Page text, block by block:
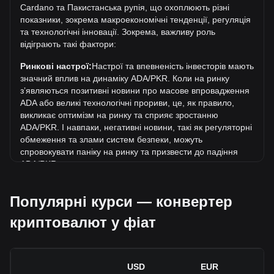
PKR поточний історичний максимум.
Яка динаміка цін у PKR?
За останні 7 днів обмінний курс Cardano (ADA) виріс на
18.47%. За останній місяць обмінний курс Cardano
(ADA) зріс на 21.43% стосовно наступної валюти:
Пакистанська рупія (PKR).
Cardano та Пакистанська рупія, що охоплюють різні
показники, зокрема макроекономічні тенденції, регуляція
та технологічні інновації. Зокрема, важливу роль
відіграють такі фактори:
Ринкові настрої:Настрої та впевненість інвесторів мають
значний вплив на динаміку ADA/PKR. Коли на ринку
зʼявляються позитивні новини про масове впровадження
ADA або великі технологічні прориви, це, як правило,
викликає оптимізм на ринку та сприяє зростанню
ADA/PKR. І навпаки, негативні новини, такі як регуляторні
обмеження та злами систем безпеки, можуть
спровокувати паніку на ринку та призвести до падіння
ADA/PKR.
регуляція, що стосуються криптовалют, мають
безпосередній вплив на їх масове впровадження, що, в
свою чергу, визначає їхню вартість відносно традиційних
навпаки, незрозуміла або надто сувора регуляторна
Популярні курси — конвертер
криптовалют у фіат
USD EUR